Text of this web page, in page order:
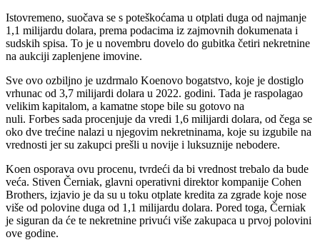
Istovremeno, suočava se s poteškoćama u otplati duga od najmanje
1,1 milijardu dolara, prema podacima iz zajmovnih dokumenata i
sudskih spisa. To je u novembru dovelo do gubitka četiri nekretnine
na aukciji zaplenjene imovine.
Sve ovo ozbiljno je uzdrmalo Koenovo bogatstvo, koje je dostiglo
vrhunac od 3,7 milijardi dolara u 2022. godini. Tada je raspolagao
velikim kapitalom, a kamatne stope bile su gotovo na
nuli. Forbes sada procenjuje da vredi 1,6 milijardi dolara, od čega se
oko dve trećine nalazi u njegovim nekretninama, koje su izgubile na
vrednosti jer su zakupci prešli u novije i luksuznije nebodere.
Koen osporava ovu procenu, tvrdeći da bi vrednost trebalo da bude
veća. Stiven Černiak, glavni operativni direktor kompanije Cohen
Brothers, izjavio je da su u toku otplate kredita za zgrade koje nose
više od polovine duga od 1,1 milijardu dolara. Pored toga, Černiak
je siguran da će te nekretnine privući više zakupaca u prvoj polovini
ove godine.